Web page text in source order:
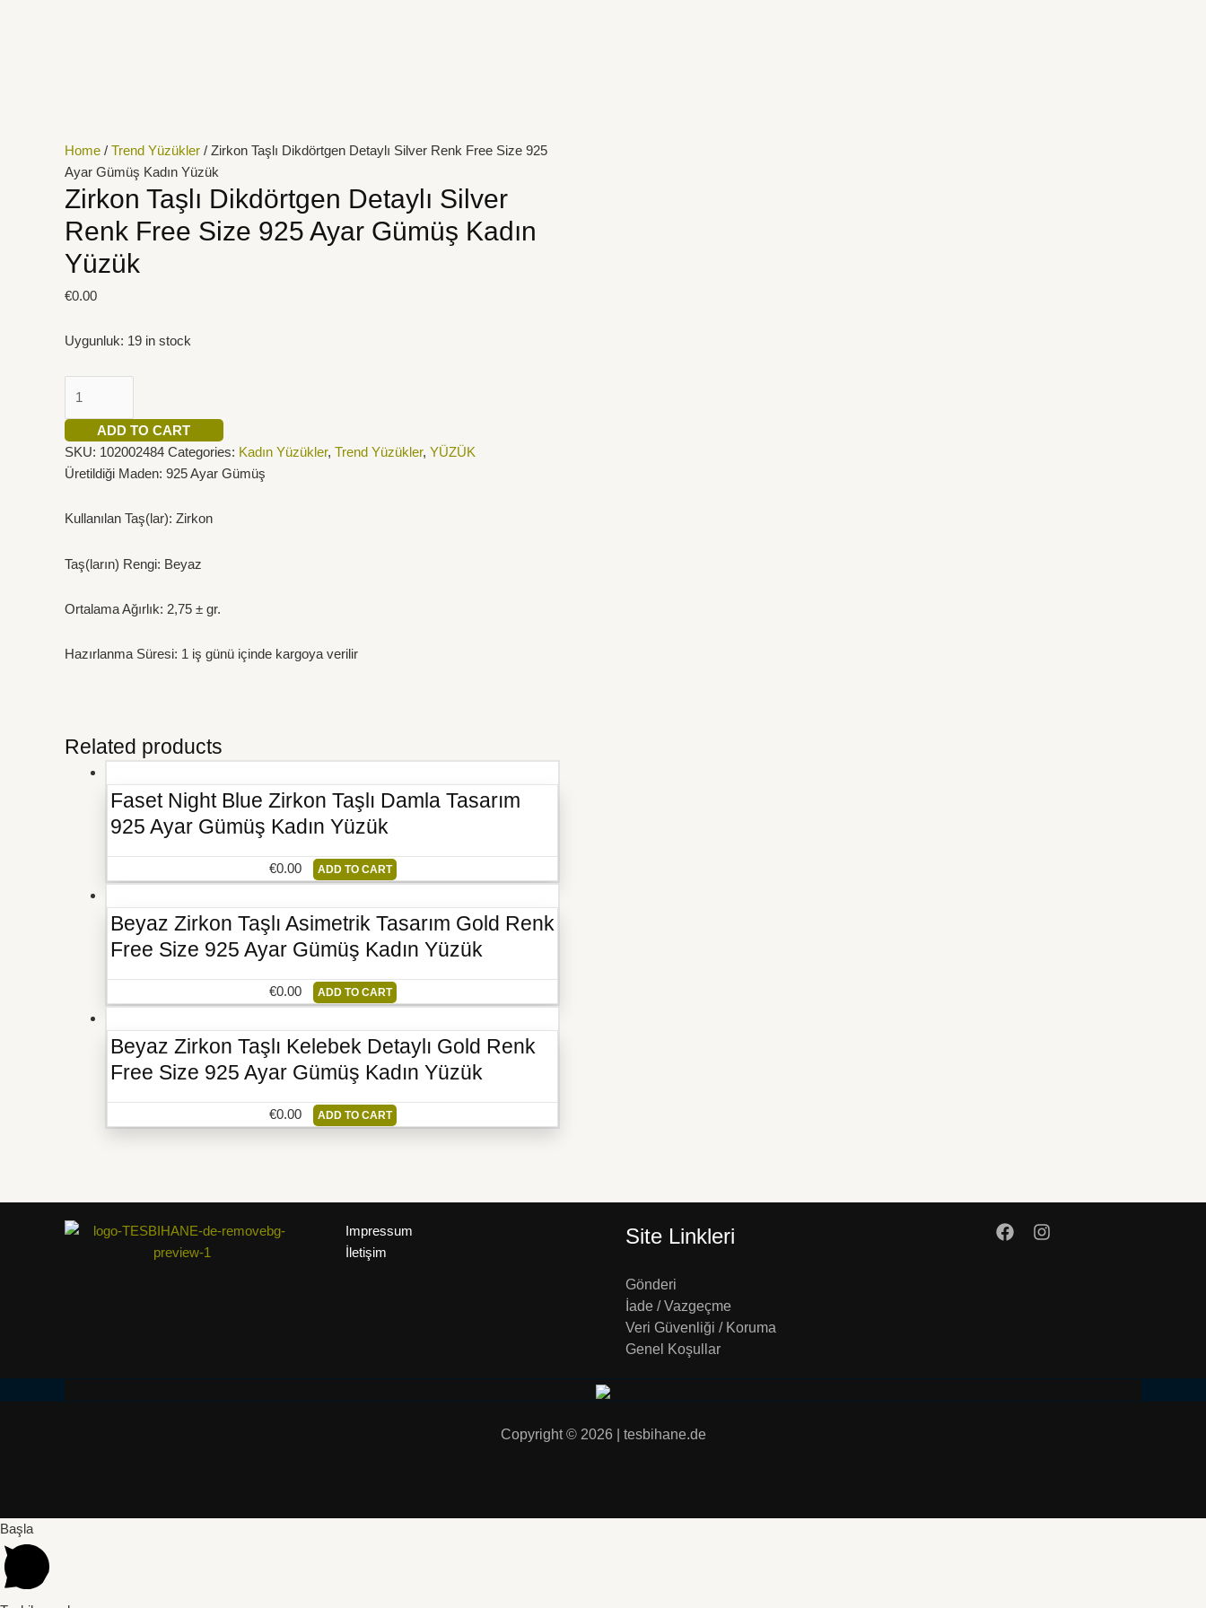
Home / Trend Yüzükler / Zirkon Taşlı Dikdörtgen Detaylı Silver Renk Free Size 925
Ayar Gümüş Kadın Yüzük
Zirkon Taşlı Dikdörtgen Detaylı Silver
Renk Free Size 925 Ayar Gümüş Kadın
Yüzük
€0.00
Uygunluk: 19 in stock
Size
925
Ayar
Gümüş
Yüzük
quantity
ADD TO CART
SKU: 102002484 Categories: Kadın Yüzükler, Trend Yüzükler, YÜZÜK
Üretildiği Maden: 925 Ayar Gümüş
Kullanılan Taş(lar): Zirkon
Taş(ların) Rengi: Beyaz
Ortalama Ağırlık: 2,75 ± gr.
Hazırlanma Süresi: 1 iş günü içinde kargoya verilir
Related products
Faset Night Blue Zirkon Taşlı Damla Tasarım
925 Ayar Gümüş Kadın Yüzük
€0.00 ADD TO CART
Beyaz Zirkon Taşlı Asimetrik Tasarım Gold Renk
Free Size 925 Ayar Gümüş Kadın Yüzük
€0.00 ADD TO CART
Beyaz Zirkon Taşlı Kelebek Detaylı Gold Renk
Free Size 925 Ayar Gümüş Kadın Yüzük
€0.00 ADD TO CART
Impressum
İletişim
Site Linkleri
Gönderi
İade / Vazgeçme
Veri Güvenliği / Koruma
Genel Koşullar
Copyright © 2026 | tesbihane.de
Başla